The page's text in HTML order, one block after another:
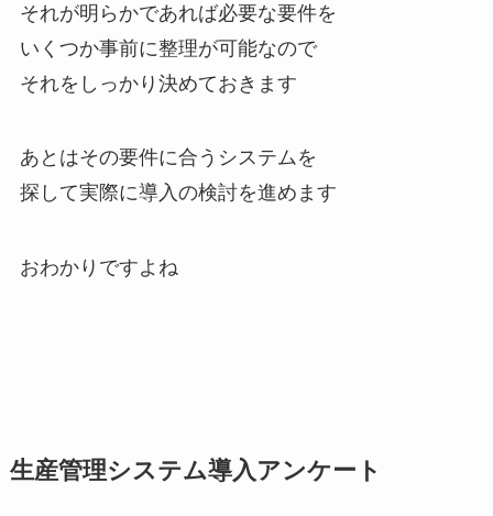
それが明らかであれば必要な要件を
いくつか事前に整理が可能なので
それをしっかり決めておきます
あとはその要件に合うシステムを
探して実際に導入の検討を進めます
おわかりですよね
生産管理システム導入アンケート